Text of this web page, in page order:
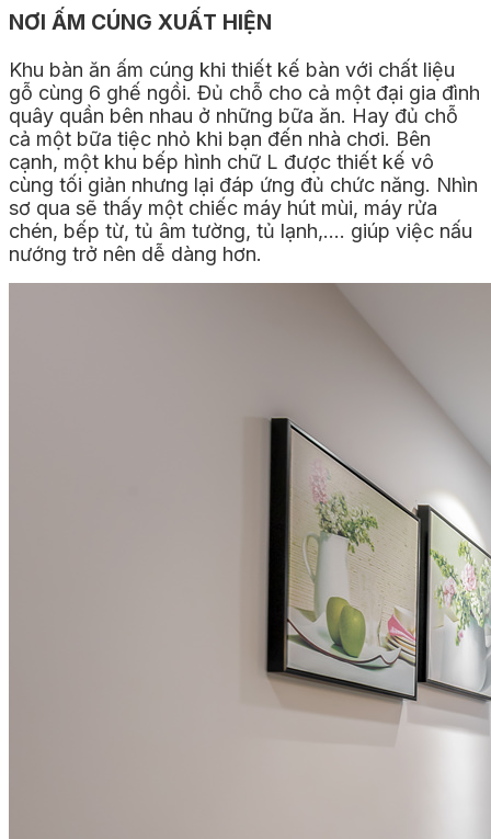
NƠI ẤM CÚNG XUẤT HIỆN
Khu bàn ăn ấm cúng khi thiết kế bàn với chất liệu
gỗ cùng 6 ghế ngồi. Đủ chỗ cho cả một đại gia đình
quây quần bên nhau ở những bữa ăn. Hay đủ chỗ
cả một bữa tiệc nhỏ khi bạn đến nhà chơi. Bên
cạnh, một khu bếp hình chữ L được thiết kế vô
cùng tối giản nhưng lại đáp ứng đủ chức năng. Nhìn
sơ qua sẽ thấy một chiếc máy hút mùi, máy rửa
chén, bếp từ, tủ âm tường, tủ lạnh,…. giúp việc nấu
nướng trở nên dễ dàng hơn.